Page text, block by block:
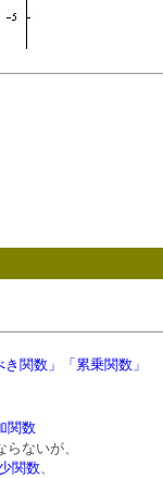
関数」「累乗関数」
関数
らないが、
関数、